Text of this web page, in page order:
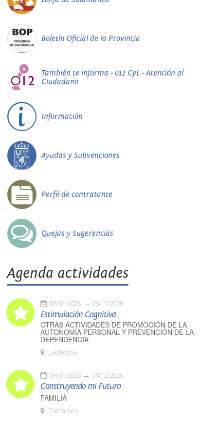
Boletín Oficial de la Provincia
También te informa - 012 CyL - Atención al
Ciudadano
Información
Ayudas y Subvenciones
Perfil de contratante
Quejas y Sugerencias
Agenda actividades
08/01/2026 26/11/2026
Estimulación Cognitiva
OTRAS ACTIVIDADES DE PROMOCIÓN DE LA
AUTONOMÍA PERSONAL Y PREVENCIÓN DE LA
DEPENDENCIA
Ledesma
09/01/2026 31/12/2026
Construyendo mi Futuro
FAMILIA
Tamames